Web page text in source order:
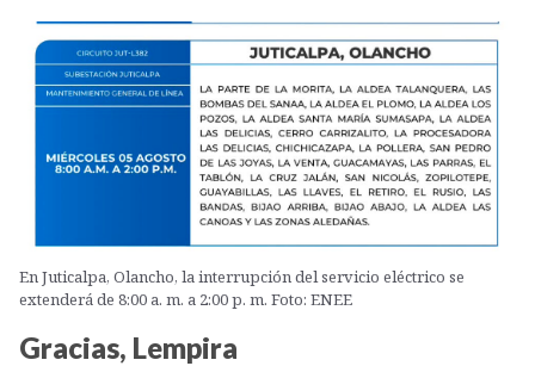
En Juticalpa, Olancho, la interrupción del servicio eléctrico se
extenderá de 8:00 a. m. a 2:00 p. m. Foto: ENEE
Gracias, Lempira